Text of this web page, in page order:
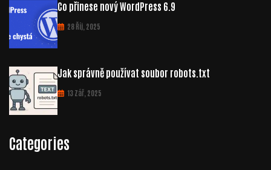
Co přinese nový WordPress 6.9
28 Říj, 2025
Jak správně používat soubor robots.txt
13 Zář, 2025
Categories